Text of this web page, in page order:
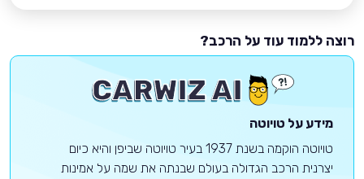
רוצה ללמוד עוד על הרכב?
מידע על טויוטה
טויוטה הוקמה בשנת 1937 בעיר טויוטה שביפן והיא כיום
יצרנית הרכב הגדולה בעולם שבנתה את שמה על אמינות